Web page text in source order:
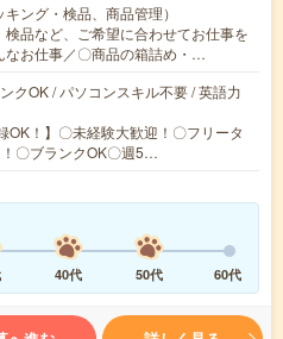
ング・検品、商品管理）
品など、ご希望に合わせてお仕事を
なお仕事／〇商品の箱詰め・…
クOK / パソコンスキル不要 / 英語力
OK！】〇未経験大歓迎！〇フリータ
〇ブランクOK〇週5…
40代 50代 60代